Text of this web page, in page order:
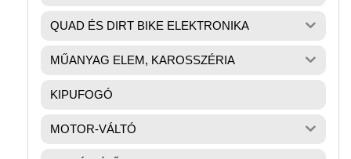
QUAD ÉS DIRT BIKE ELEKTRONIKA
MŰANYAG ELEM, KAROSSZÉRIA
KIPUFOGÓ
MOTOR-VÁLTÓ